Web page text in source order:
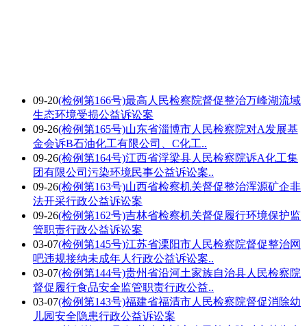
09-20(检例第166号)最高人民检察院督促整治万峰湖流域
生态环境受损公益诉讼案
09-26(检例第165号)山东省淄博市人民检察院对A发展基
金会诉B石油化工有限公司、C化工..
09-26(检例第164号)江西省浮梁县人民检察院诉A化工集
团有限公司污染环境民事公益诉讼案..
09-26(检例第163号)山西省检察机关督促整治浑源矿企非
法开采行政公益诉讼案
09-26(检例第162号)吉林省检察机关督促履行环境保护监
管职责行政公益诉讼案
03-07(检例第145号)江苏省溧阳市人民检察院督促整治网
吧违规接纳未成年人行政公益诉讼案..
03-07(检例第144号)贵州省沿河土家族自治县人民检察院
督促履行食品安全监管职责行政公益..
03-07(检例第143号)福建省福清市人民检察院督促消除幼
儿园安全隐患行政公益诉讼案